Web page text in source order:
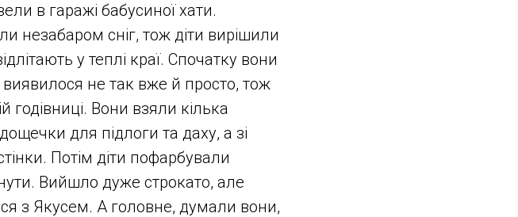
в гаражі бабусиної хати.
незабаром сніг, тож діти вирішили
у теплі краї. Спочатку вони
не так вже й просто, тож
годівниці. Вони взяли кілька
для підлоги та даху, а зі
Потім діти пофарбували
Вийшло дуже строкато, але
з Якусем. А головне, думали вони,